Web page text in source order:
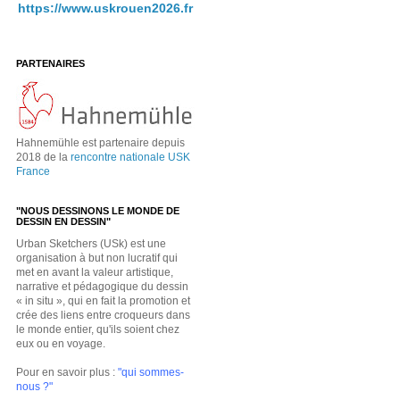
https://www.uskrouen2026.fr
PARTENAIRES
Hahnemühle est partenaire depuis
2018 de la rencontre nationale USK
France
"NOUS DESSINONS LE MONDE DE
DESSIN EN DESSIN"
Urban Sketchers (USk) est une
organisation à but non lucratif qui
met en avant la valeur artistique,
narrative et pédagogique du dessin
« in situ », qui en fait la promotion et
crée des liens entre croqueurs dans
le monde entier, qu'ils soient chez
eux ou en voyage.
Pour en savoir plus : "qui sommes-
nous ?"